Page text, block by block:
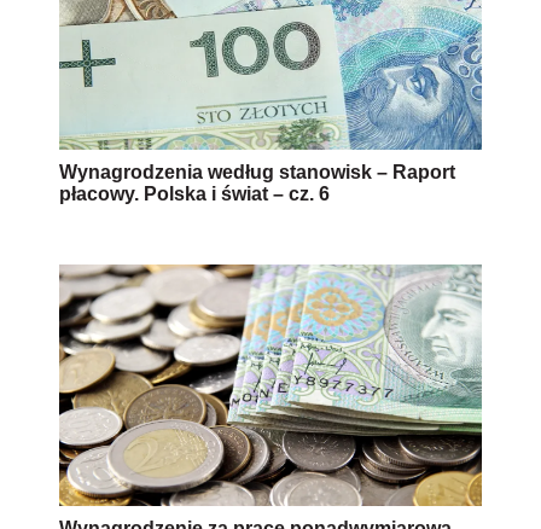
Wynagrodzenia według stanowisk – Raport
płacowy. Polska i świat – cz. 6